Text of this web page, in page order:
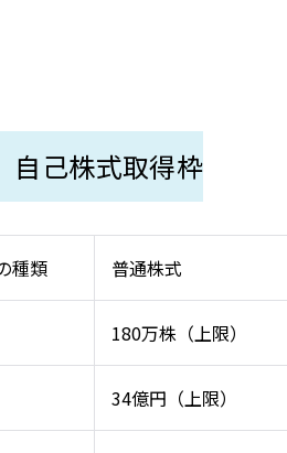
自己株式取得枠
種類 普通株式
180万株（上限）
34億円（上限）